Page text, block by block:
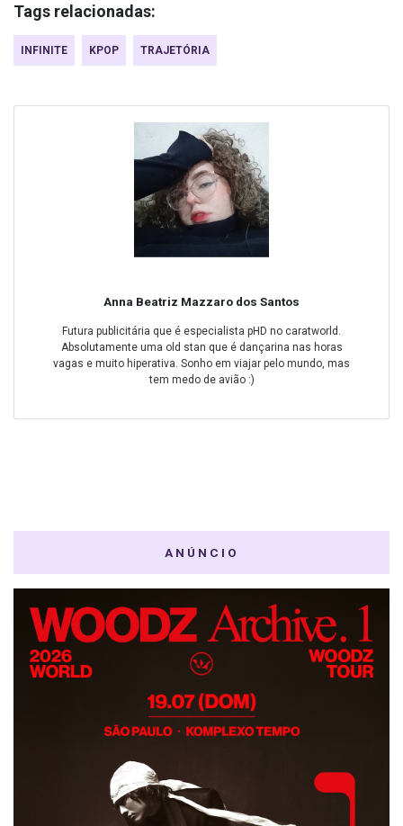
Tags relacionadas:
INFINITE KPOP TRAJETÓRIA
Anna Beatriz Mazzaro dos Santos
Futura publicitária que é especialista pHD no caratworld.
Absolutamente uma old stan que é dançarina nas horas
vagas e muito hiperativa. Sonho em viajar pelo mundo, mas
tem medo de avião :)
ANÚNCIO